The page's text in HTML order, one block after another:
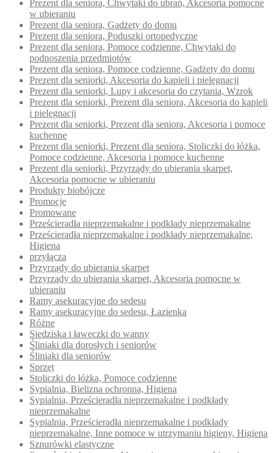
Prezent dla seniora, Chwytaki do ubrań, Akcesoria pomocne
w ubieraniu
Prezent dla seniora, Gadżety do domu
Prezent dla seniora, Poduszki ortopedyczne
Prezent dla seniora, Pomoce codzienne, Chwytaki do
podnoszenia przedmiotów
Prezent dla seniora, Pomoce codzienne, Gadżety do domu
Prezent dla seniorki, Akcesoria do kąpieli i pielęgnacji
Prezent dla seniorki, Lupy i akcesoria do czytania, Wzrok
Prezent dla seniorki, Prezent dla seniora, Akcesoria do kąpieli
i pielęgnacji
Prezent dla seniorki, Prezent dla seniora, Akcesoria i pomoce
kuchenne
Prezent dla seniorki, Prezent dla seniora, Stoliczki do łóżka,
Pomoce codzienne, Akcesoria i pomoce kuchenne
Prezent dla seniorki, Przyrządy do ubierania skarpet,
Akcesoria pomocne w ubieraniu
Produkty biobójcze
Promocje
Promowane
Prześcieradła nieprzemakalne i podkłady nieprzemakalne
Prześcieradła nieprzemakalne i podkłady nieprzemakalne,
Higiena
przyłącza
Przyrządy do ubierania skarpet
Przyrządy do ubierania skarpet, Akcesoria pomocne w
ubieraniu
Ramy asekuracyjne do sedesu
Ramy asekuracyjne do sedesu, Łazienka
Różne
Siedziska i ławeczki do wanny
Śliniaki dla dorosłych i seniorów
Śliniaki dla seniorów
Sprzęt
Stoliczki do łóżka, Pomoce codzienne
Sypialnia, Bielizna ochronna, Higiena
Sypialnia, Prześcieradła nieprzemakalne i podkłady
nieprzemakalne
Sypialnia, Prześcieradła nieprzemakalne i podkłady
nieprzemakalne, Inne pomoce w utrzymaniu higieny, Higiena
Sznurówki elastyczne